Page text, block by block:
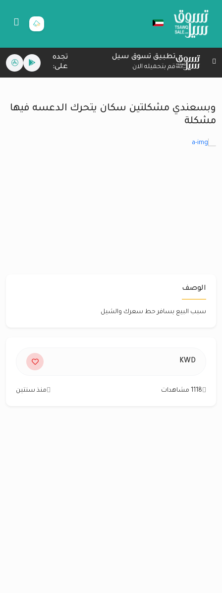
تطبيق تسوق سيل
قم بتحميله الان
تجده
على:
و‏بسعندي مشكلتين ‏سكان ‏يتحرك ‏الدعسه فيها
مشكلة ‏
الوصف
‏سبب البيع بسافر ‏حط سعرك والشيل
KWD
1118 مشاهدات منذ سنتين